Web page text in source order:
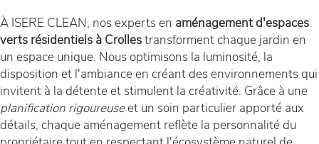
À ISERE CLEAN, nos experts en aménagement d'espaces
verts résidentiels à Crollestransforment chaque jardin en
un espace unique. Nous optimisons la luminosité, la
disposition et l'ambiance en créant des environnements qui
invitent à la détente et stimulent la créativité. Grâce à une
planification rigoureuseet un soin particulier apporté aux
détails, chaque aménagement reflète la personnalité du